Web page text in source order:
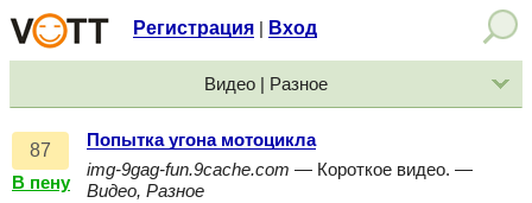
Регистрация Вход
Видео | Разное
87
В пену
Попытка угона мотоцикла
img-9gag-fun.9cache.com — Короткое видео. —
Видео, Разное